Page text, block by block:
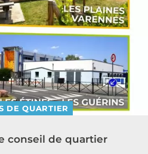
DE QUARTIER
conseil de quartier